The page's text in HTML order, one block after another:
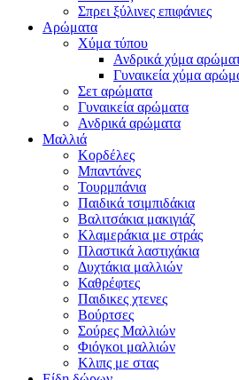
Σπρει ξύλινες επιφάνιες
Αρώματα
Χύμα τύπου
Ανδρικά χύμα
Γυναικεία χύμα
Σετ αρώματα
Γυναικεία αρώματα
Ανδρικά αρώματα
Μαλλιά
Κορδέλες
Μπαντάνες
Τουρμπάνια
Παιδικά τσιμπιδάκια
Βαλιτσάκια μακιγιάζ
Κλαμεράκια με στράς
Πλαστικά λαστιχάκια
Δυχτάκια μαλλιών
Καθρέφτες
Παιδικες χτενες
Βούρτσες
Σούρες Μαλλιών
Φιόγκοι μαλλιών
Κλιπς με στας